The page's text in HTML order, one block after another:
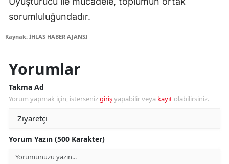
sorumluluğundadır.
Kaynak: İHLAS HABER AJANSI
Yorumlar
Takma Ad
Yorum yapmak için, istersenizgirişyapabilir veya kayıt olabilirsiniz.
Yorum Yazın (500 Karakter)